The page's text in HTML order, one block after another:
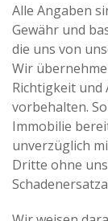
Alle Angaben
Gewähr und
die uns von
Wir
Richtigkeit
vorbehalten.
Immobilie
unverzüglich
Dritte ohne